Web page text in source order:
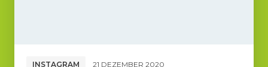
INSTAGRAM 21 DEZEMBER 2020